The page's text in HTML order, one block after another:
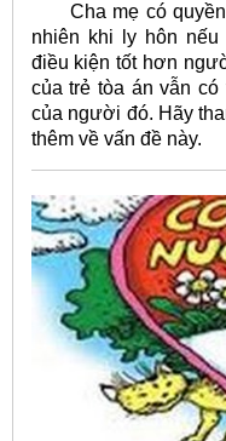
Cha mẹ có quyền
nhiên khi ly hôn
điều kiện tốt hơn
của trẻ tòa án vẫn
của người đó. Hãy
thêm về vấn đề này.